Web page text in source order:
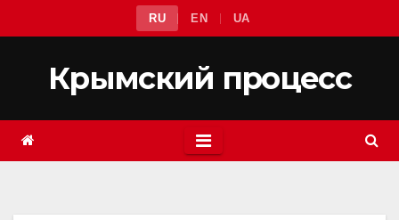
к
содержимому
RU EN UA
Крымский процесс